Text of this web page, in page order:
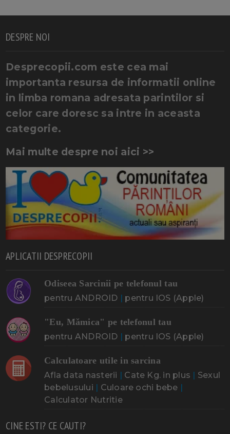
DESPRE NOI
Desprecopii.com este cea mai
importanta resursa de informatii online
in limba romana adresata parintilor si
celor care doresc sa intre in aceasta
categorie.
Mai multe despre noi aici >>
APLICATII DESPRECOPII
Odiseea Sarcinii pe telefonul tau
pentru ANDROID | pentru IOS (Apple)
"Eu, Mămica" pe telefonul tau
pentru ANDROID | pentru IOS (Apple)
Calculatoare utile in sarcina
Afla data nasterii | Cate Kg. in plus | Sexul
bebelusului | Culoare ochi bebe |
Calculator Nutritie
CINE ESTI? CE CAUTI?